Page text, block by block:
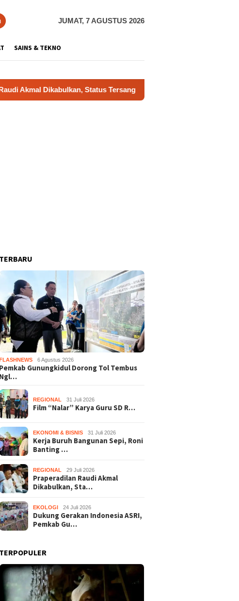
JUMAT, 7 AGUSTUS 2026
SAINS & TEKNO
Status Tersangka Gugur
TERBARU
6 Agustus 2026
Pemkab Gunungkidul Dorong Tol Tembus
Ngl…
REGIONAL 31 Juli 2026
Film “Nalar” Karya Guru SD R…
EKONOMI & BISNIS 31 Juli 2026
Kerja Buruh Bangunan Sepi, Roni
Banting …
REGIONAL 29 Juli 2026
Praperadilan Raudi Akmal
Dikabulkan, Sta…
EKOLOGI 24 Juli 2026
Dukung Gerakan Indonesia ASRI,
Pemkab Gu…
TERPOPULER